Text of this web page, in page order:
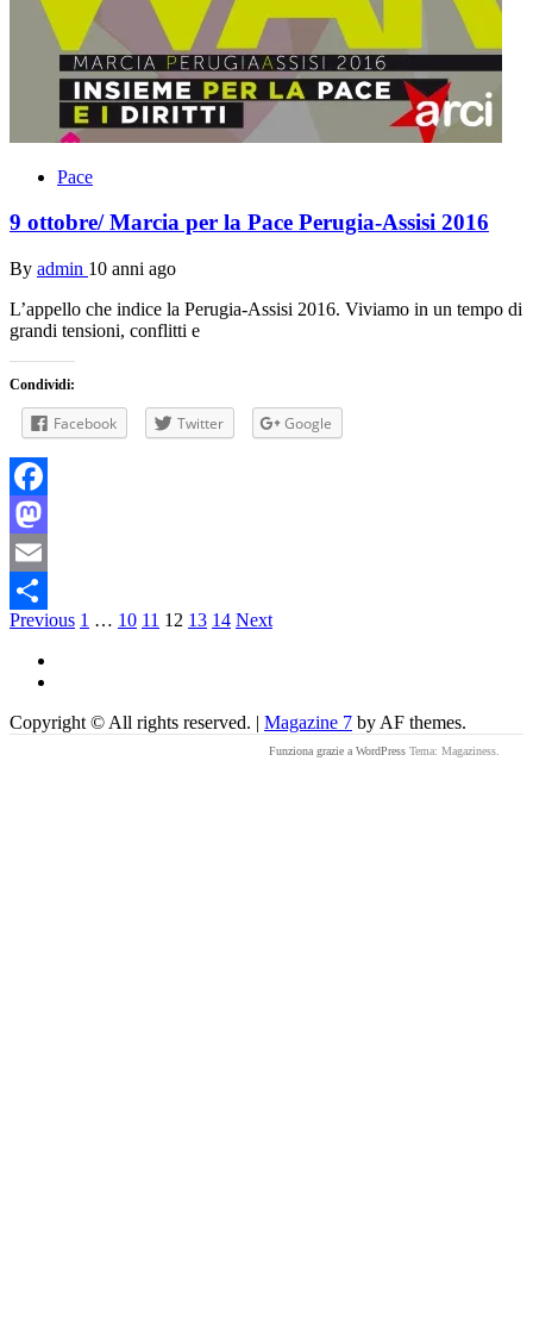
Pace
9 ottobre/ Marcia per la Pace Perugia-Assisi 2016
By admin 10 anni ago
L’appello che indice la Perugia-Assisi 2016. Viviamo in un tempo di
grandi tensioni, conflitti e
Condividi:
Facebook Twitter Google
Facebook
Mastodon
Email
Condividi
Navigazione
articoli
Previous 1 … 10 11 12 13 14 Next
Copyright © All rights reserved. | Magazine 7 by AF themes.
Funziona grazie a WordPress Tema: Magaziness.